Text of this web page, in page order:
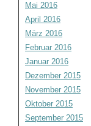
Mai 2016
April 2016
März 2016
Februar 2016
Januar 2016
Dezember 2015
November 2015
Oktober 2015
September 2015